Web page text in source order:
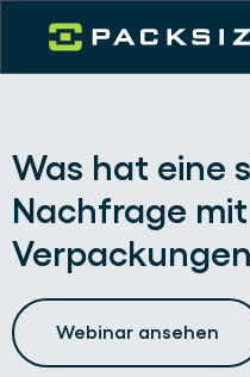
Was hat eine
Nachfrage
Webinar ansehen